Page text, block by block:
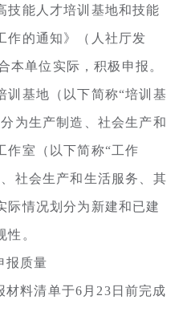
技能人才培训基地和技能
作的通知》（人社厅发
本单位实际，积极申报。
训基地（以下简称“培训基
为生产制造、社会生产和
作室（以下简称“工作
社会生产和生活服务、其
际情况划分为新建和已建
。
报质量
材料清单于6月23日前完成